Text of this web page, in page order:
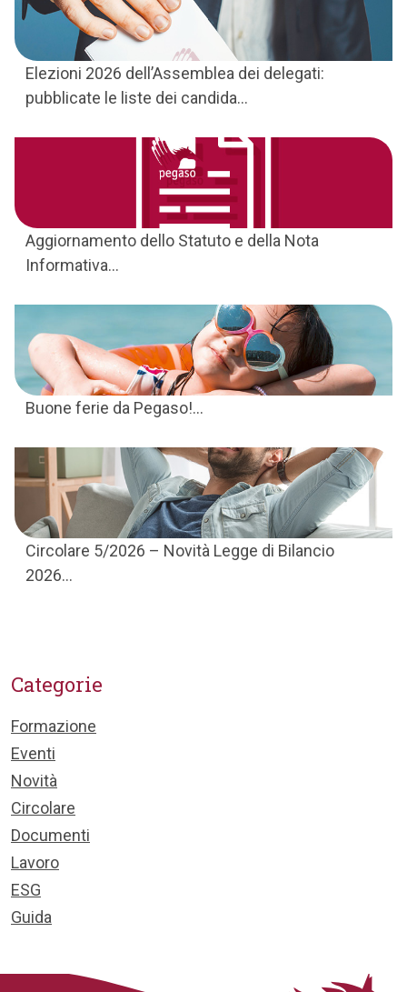
Elezioni 2026 dell’Assemblea dei delegati:
pubblicate le liste dei candida...
Aggiornamento dello Statuto e della Nota
Informativa...
Buone ferie da Pegaso!...
Circolare 5/2026 – Novità Legge di Bilancio
2026...
Categorie
Formazione
Eventi
Novità
Circolare
Documenti
Lavoro
ESG
Guida